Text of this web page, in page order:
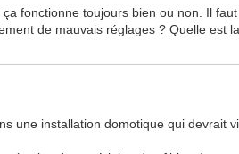
fonctionne toujours bien ou non. Il
de mauvais réglages ? Quelle est
une installation domotique qui devrait